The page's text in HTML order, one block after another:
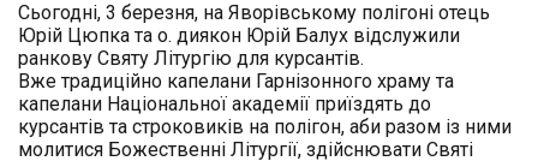
Сьогодні, 3 березня, на Яворівському полігоні отець
Юрій Цюпка та о. диякон Юрій Балух відслужили
ранкову Святу Літургію для курсантів.
Вже традиційно капелани Гарнізонного храму та
капелани Національної академії приїздять до
курсантів та строковиків на полігон, аби разом із ними
молитися Божественні Літургії, здійснювати Святі